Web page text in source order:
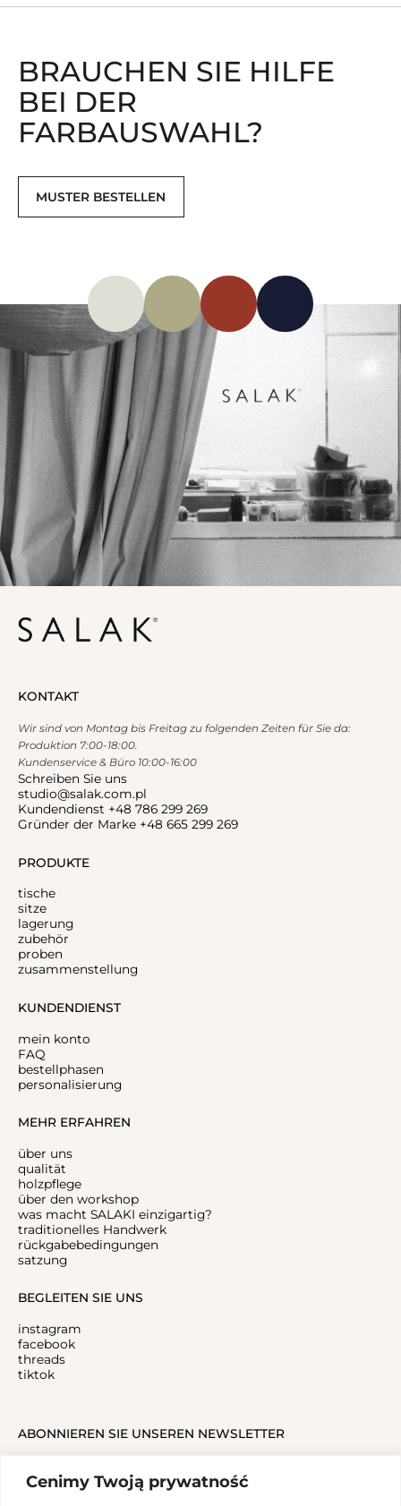
Cenimy Twoją prywatność
BRAUCHEN SIE HILFE
BEI ​​DER
FARBAUSWAHL?
MUSTER BESTELLEN
PRODUKTE
tische
sitze
lagerung
zubehör
proben
zusammenstellung
KUNDENDIENST
mein konto
FAQ
bestellphasen
personalisierung
KONTAKT
Wir sind von Montag bis Freitag zu folgenden Zeiten für Sie da:
Produktion 7:00-18:00.
Kundenservice & Büro 10:00-16:00
Schreiben Sie uns
studio@salak.com.pl
Kundendienst +48 786 299 269
Gründer der Marke +48 665 299 269
MEHR ERFAHREN
über uns
qualität
holzpflege
über den workshop
was macht SALAKI einzigartig?
traditionelles Handwerk
rückgabebedingungen
satzung
BEGLEITEN SIE UNS
instagram
facebook
threads
tiktok
ABONNIEREN SIE UNSEREN NEWSLETTER